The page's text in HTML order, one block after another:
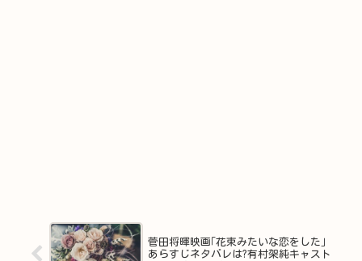
菅田将暉映画｢花束みたいな恋をした｣
あらすじネタバレは?有村架純キャスト